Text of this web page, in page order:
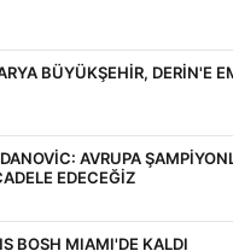
BÜYÜKŞEHİR, DERİN'E
AVRUPA
EDECEĞİZ
BOSH MIAMI'DE KALDI